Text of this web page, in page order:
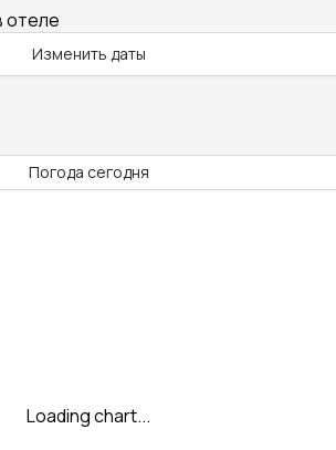
отеле
Изменить даты
Погода сегодня
Loading chart...